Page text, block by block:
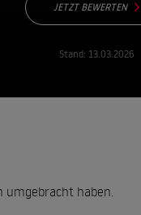
JETZT BEWERTEN
Stand: 13.03.2026
umgebracht haben.